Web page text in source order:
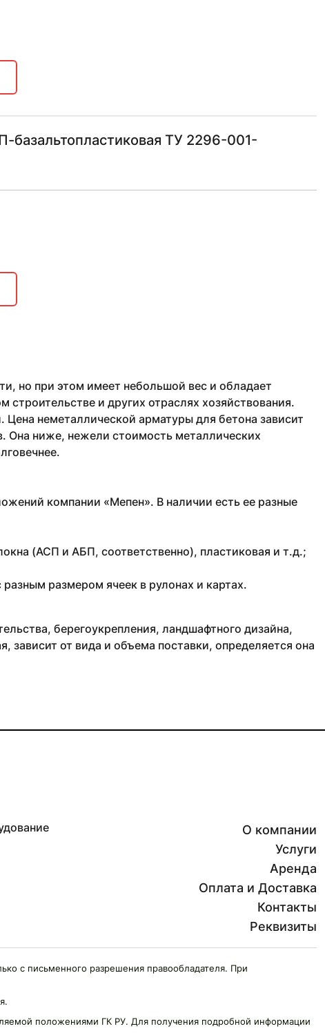
базальтопластиковая ТУ 2296-001-
но при этом имеет небольшой вес и обладает
и других отраслях хозяйствования.
неметаллической арматуры для бетона зависит
Она ниже, нежели стоимость металлических
компании «Мепен». В наличии есть ее разные
(АСП и АБП, соответственно), пластиковая и т.д.;
размером ячеек в рулонах и картах.
берегоукрепления, ландшафтного дизайна,
зависит от вида и объема поставки, определяется она
О компании
Услуги
Аренда
Оплата и Доставка
Контакты
Реквизиты
с письменного разрешения правообладателя. При
положениями ГК РУ. Для получения подробной информации